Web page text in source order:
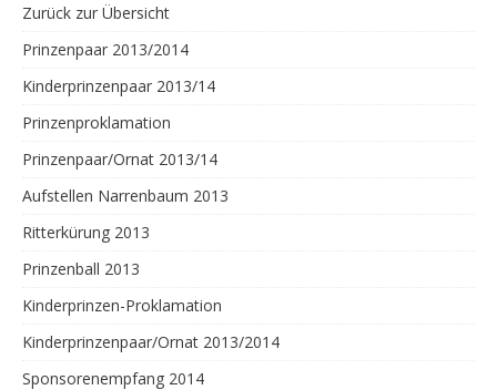
Zurück zur Übersicht
Prinzenpaar 2013/2014
Kinderprinzenpaar 2013/14
Prinzenproklamation
Prinzenpaar/Ornat 2013/14
Aufstellen Narrenbaum 2013
Ritterkürung 2013
Prinzenball 2013
Kinderprinzen-Proklamation
Kinderprinzenpaar/Ornat 2013/2014
Sponsorenempfang 2014